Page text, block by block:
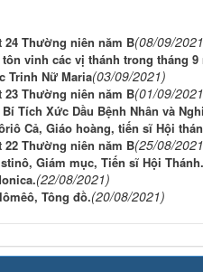
24 Thường niên năm B(08/09/
vinh các vị thánh trong tháng
Trinh Nữ Maria(03/09/2021)
23 Thường niên năm B(01/09/
Tích Xức Dầu Bệnh Nhân và
Cả, Giáo hoàng, tiến sĩ Hội
22 Thường niên năm B(25/08/
Giám mục, Tiến sĩ Hội Thánh.
(22/08/2021)
Tông đồ.(20/08/2021)